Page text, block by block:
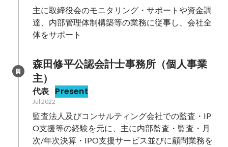
主に取締役会のモニタリング・サポートや資金調
達、内部管理体制構築等の業務に従事し、会社全
体をサポート
森田修平公認会計士事務所（個人事業
主）
代表 Present
Jul 2022 -
監査法人及びコンサルティング会社での監査・IP
O支援等の経験を元に、主に内部監査・監査・月
次/年次決算・IPO支援サービス並びに顧問業務を